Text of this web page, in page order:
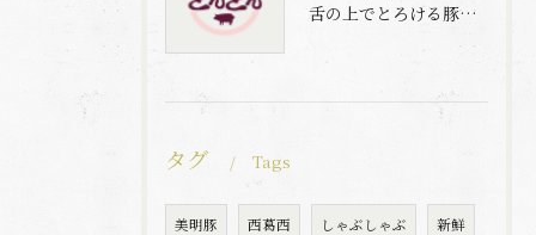
舌の上でとろける豚肉と自家製梅出汁の魅力
タグ Tags
美明豚 西葛西 しゃぶしゃぶ 新鮮